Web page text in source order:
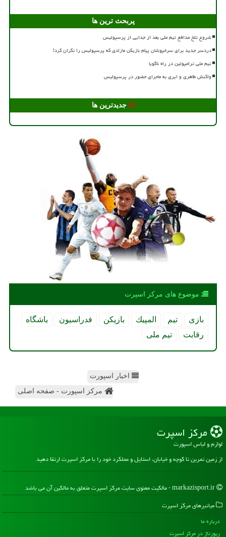
پربحث ترین ها
شروع تلخ مدافع تیم ملی بعد از جدایی از پرسپولیس
دردسر جدید برای سرخپوشان پیام بازیکن مازادی که پرسپولیس را نگران کرد!
تیم ملی ترامپولین در راه ناگویا
واکنش طاهری و ایری به ماجرای حضور در پرسپولیس
جدیدترین ها
موضوع های مركز اسپرت
بازی تیم المپیك بازیكن فدراسیون
باشگاه
رقابت
تیم ملی
اخبار اسپورت
مرکز اسپورت - صفحه اصلی
مركز اسپرت
لوازم و لباس اسپورت
از زمین تمرین تا کوچه و خیابان، استایل و عملکرد خود را با مرکز اسپرت ارتقا دهید
میانبرهای مركز اسپرت
درباره ما
رپورتاژ در مركز اسپرت